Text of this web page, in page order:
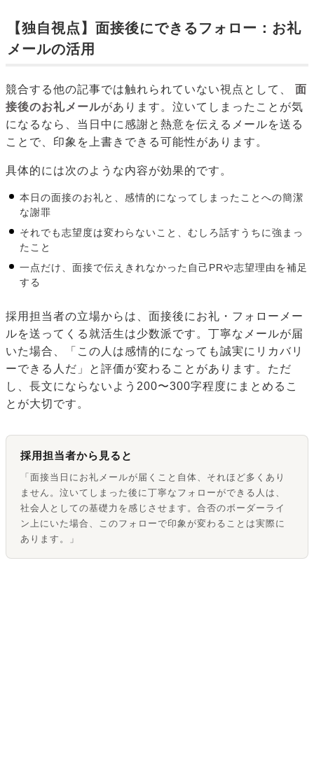
【独自視点】面接後にできるフォロー：お礼
メールの活用
競合する他の記事では触れられていない視点として、
面
接後のお礼メールがあります。泣いてしまったことが気
になるなら、当日中に感謝と熱意を伝えるメールを送る
ことで、印象を上書きできる可能性があります。
具体的には次のような内容が効果的です。
本日の面接のお礼と、感情的になってしまったことへの簡潔
な謝罪
それでも志望度は変わらないこと、むしろ話すうちに強まっ
たこと
一点だけ、面接で伝えきれなかった自己PRや志望理由を補足
する
採用担当者の立場からは、面接後にお礼・フォローメー
ルを送ってくる就活生は少数派です。丁寧なメールが届
いた場合、「この人は感情的になっても誠実にリカバリ
ーできる人だ」と評価が変わることがあります。ただ
し、長文にならないよう200〜300字程度にまとめるこ
とが大切です。
採用担当者から見ると
「面接当日にお礼メールが届くこと自体、それほど多くあり
ません。泣いてしまった後に丁寧なフォローができる人は、
社会人としての基礎力を感じさせます。合否のボーダーライ
ン上にいた場合、このフォローで印象が変わることは実際に
あります。」